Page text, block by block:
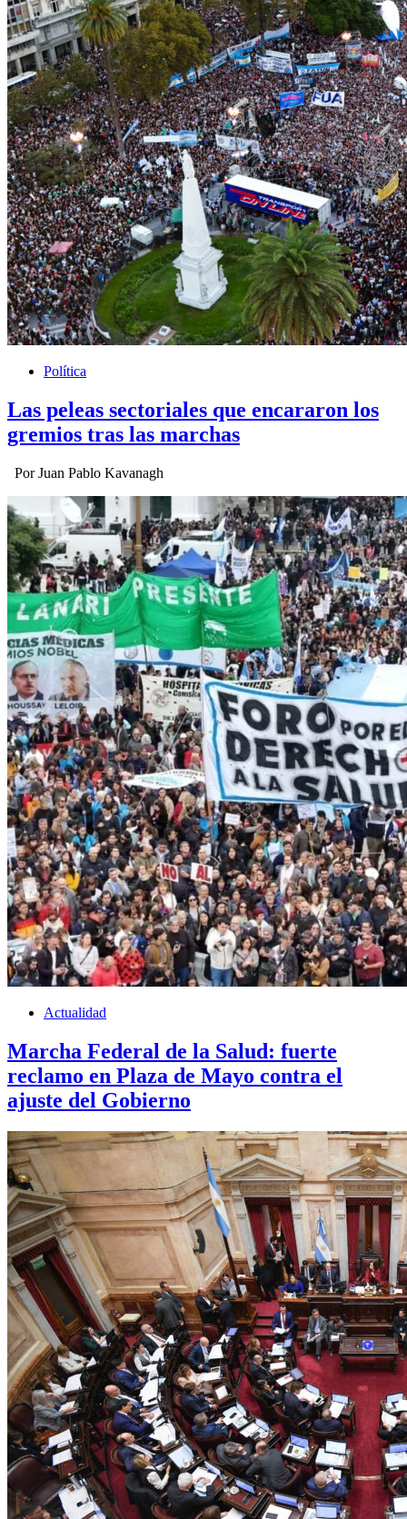
Política
Las peleas sectoriales que encararon los
gremios tras las marchas
Por Juan Pablo Kavanagh
Actualidad
Marcha Federal de la Salud: fuerte
reclamo en Plaza de Mayo contra el
ajuste del Gobierno